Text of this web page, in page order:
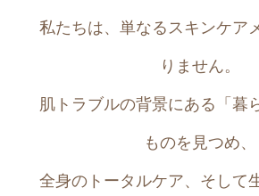
私たちは、単なるスキンケア
りません。
肌トラブルの背景にある「暮
ものを見つめ、
全身のトータルケア、そして